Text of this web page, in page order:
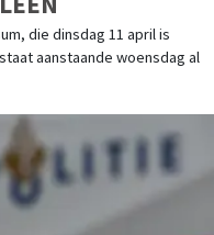
die dinsdag 11 april is
aanstaande woensdag al